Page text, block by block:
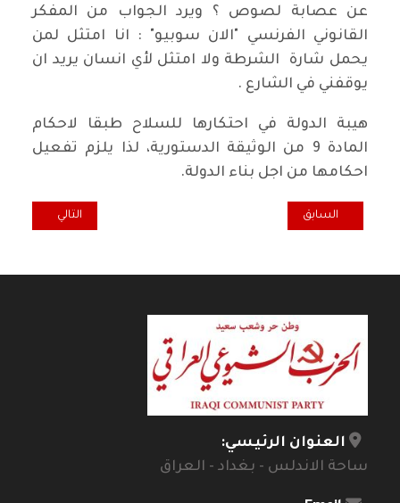
عن عصابة لصوص ؟ ويرد الجواب من المفكر
القانوني الفرنسي "الان سوبيو" : انا امتثل لمن
يحمل شارة الشرطة ولا امتثل لأي انسان يريد ان
يوقفني في الشارع .
هيبة الدولة في احتكارها للسلاح طبقا لاحكام
المادة 9 من الوثيقة الدستورية، لذا يلزم تفعيل
احكامها من اجل بناء الدولة.
المقال السابق: مفخّخة في أمستردام
السابق المقال التالي:
التالي
العنوان الرئيسي:
ساحة الاندلس - بغداد - العراق